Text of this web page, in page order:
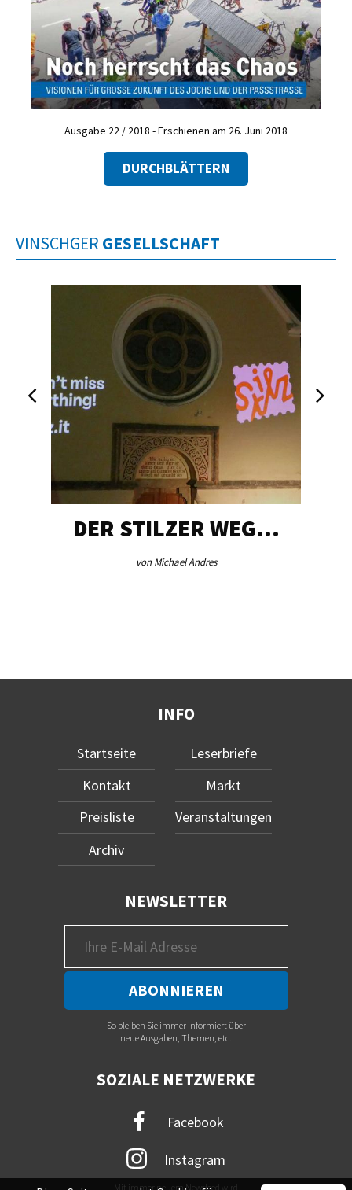
Ausgabe 22 / 2018 - Erschienen am 26. Juni 2018
DURCHBLÄTTERN
VINSCHGER GESELLSCHAFT
DER STILZER WEG…
von Michael Andres
INFO
Startseite
Kontakt
Preisliste
Archiv
Leserbriefe
Markt
Veranstaltungen
NEWSLETTER
So bleiben Sie immer informiert über
neue Ausgaben, Themen, etc.
SOZIALE NETZWERKE
Facebook
Instagram
Mit immer neuem Newsfeed wird